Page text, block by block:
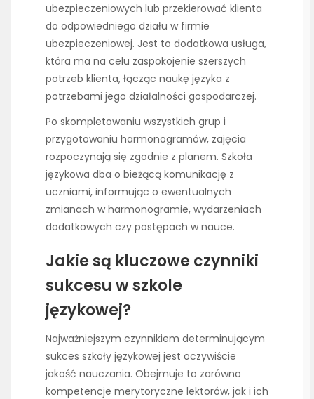
ubezpieczeniowych lub przekierować klienta
do odpowiedniego działu w firmie
ubezpieczeniowej. Jest to dodatkowa usługa,
która ma na celu zaspokojenie szerszych
potrzeb klienta, łącząc naukę języka z
potrzebami jego działalności gospodarczej.
Po skompletowaniu wszystkich grup i
przygotowaniu harmonogramów, zajęcia
rozpoczynają się zgodnie z planem. Szkoła
językowa dba o bieżącą komunikację z
uczniami, informując o ewentualnych
zmianach w harmonogramie, wydarzeniach
dodatkowych czy postępach w nauce.
Jakie są kluczowe czynniki
sukcesu w szkole
językowej?
Najważniejszym czynnikiem determinującym
sukces szkoły językowej jest oczywiście
jakość nauczania. Obejmuje to zarówno
kompetencje merytoryczne lektorów, jak i ich